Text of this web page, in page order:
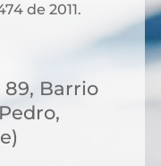
de 2011.
89, Barrio